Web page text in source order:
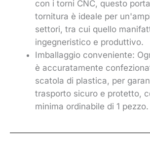
con i torni CNC, questo
tornitura è ideale per
settori, tra cui quello
ingegneristico e produttivo.
Imballaggio conveniente:
è accuratamente
scatola di plastica, per
trasporto sicuro e protetto,
minima ordinabile di 1 pezzo.